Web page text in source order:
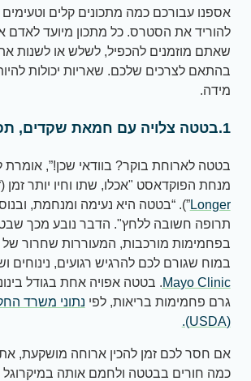
אספנו עבורכם כמה מתכונים קלים וטעימים
להוריד את הסטרס. כל מתכון מיועד לאדם
שאתם מוזמנים להכפיל, לשלש או לשנות
בהתאם לצרכים שלכם. שאריות יכולות
מידה.
1.בטטה צלויה עם חמאת שקדים, תפוחים וקינמון
מנחת הפוקדאסט "אכלו, שתו וחיו יותר זמן
Longer”). “בטטה היא נעימה ומנחמת,
תרופה חשובה ללחץ". הדבר נובע מכך
בפחמימות מורכבות, המעוררות שחרור של
במוח שגורם לכם להרגיש רגועים, נינוחים
Mayo Clinic
גרם פחמימות בריאות, לפי נתוני משרד
(USDA).
אם חסר לכם זמן להכין ארוחה מושקעת,
כמה חורים בבטטה ולחמם אותה